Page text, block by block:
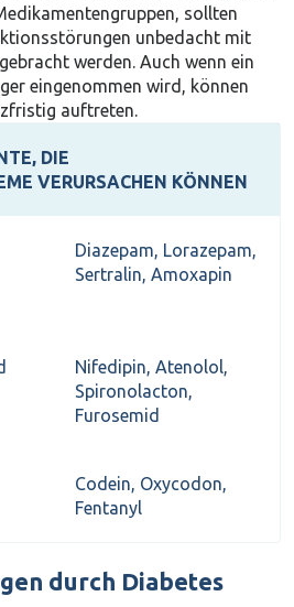
sollten
unbedacht mit
werden. Auch wenn ein
eingenommen wird, können
auftreten.
DIE
VERURSACHEN KÖNNEN
Diazepam, Lorazepam,
Sertralin, Amoxapin
Nifedipin, Atenolol,
Spironolacton,
Furosemid
Codein, Oxycodon,
Fentanyl
durch Diabetes